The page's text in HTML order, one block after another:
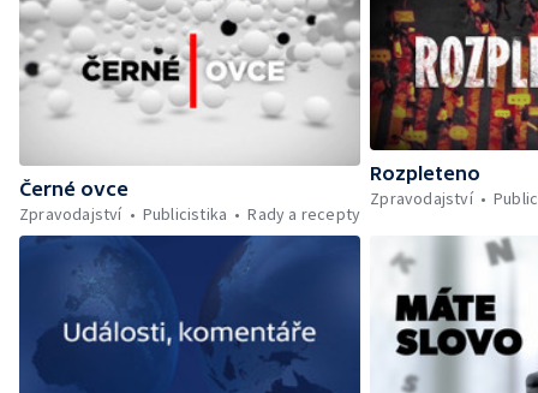
Černé ovce
Zpravodajství
Publicistika Rady a recepty
Rozpleteno
Zpravodajství